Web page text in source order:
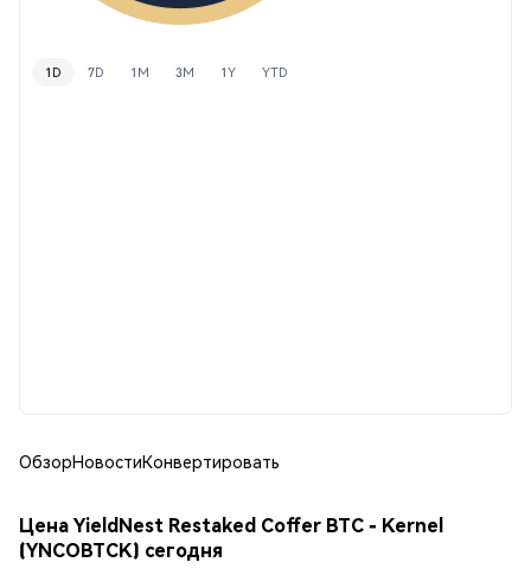
1D 7D 1M 3M 1Y YTD
ОбзорНовостиКонвертировать
Цена YieldNest Restaked Coffer BTC - Kernel
(YNCOBTCK) сегодня